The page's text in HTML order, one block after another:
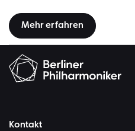
Mehr erfahren
Kontakt